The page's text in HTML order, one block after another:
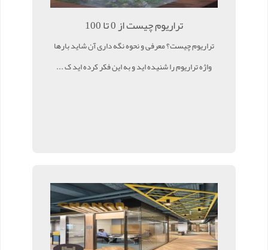
تراریوم چیست از 0 تا 100
تراریوم چیست؟ معرفی و نحوه نگه داری آن شاید بارها
واژه تراریوم را شنیده اید و به این فکر کرده اید ک ...